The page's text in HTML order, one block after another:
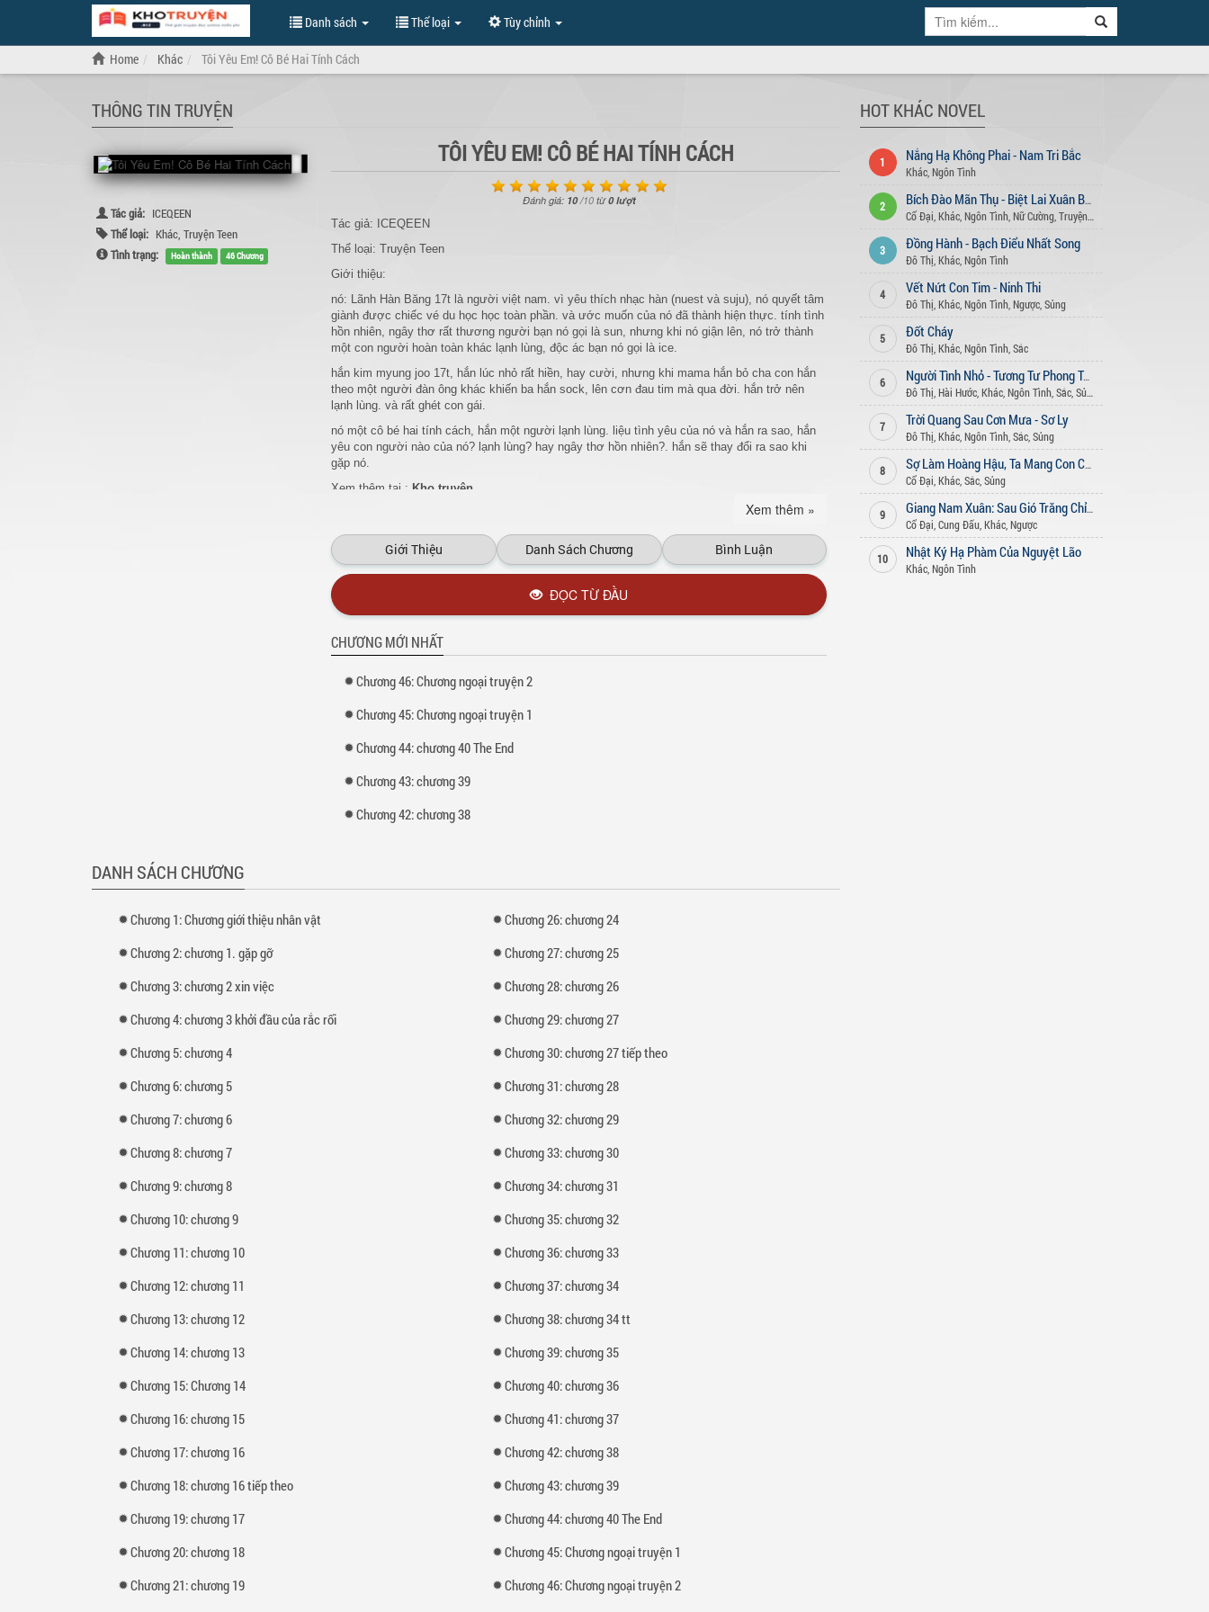
Danh sách Thể loại Tùy chỉnh
Home Khác Tôi Yêu Em! Cô Bé Hai Tính Cách
THÔNG TIN TRUYỆN
TÔI YÊU EM! CÔ BÉ HAI TÍNH CÁCH
Tác giả: ICEQEEN
Thể loại: Khác Truyện Teen
Tình trạng:
Hoàn thành 46 Chương
Đánh giá: 10/10từ0 lượt
Tác giả: ICEQEEN
Thể loại: Truyện Teen
Giới thiệu:
nó: Lãnh Hàn Băng 17t là người việt nam. vì yêu thích nhạc hàn (nuest và suju), nó quyết tâm
giành được chiếc vé du học học toàn phần. và ước muốn của nó đã thành hiện thực. tính tình
hồn nhiên, ngây thơ rất thương người bạn nó gọi là sun, nhưng khi nó giận lên, nó trở thành
một con người hoàn toàn khác lạnh lùng, độc ác bạn nó gọi là ice.
hắn kim myung joo 17t, hắn lúc nhỏ rất hiền, hay cười, nhưng khi mama hắn bỏ cha con hắn
theo một người đàn ông khác khiến ba hắn sock, lên cơn đau tim mà qua đời. hắn trở nên
lạnh lùng. và rất ghét con gái.
nó một cô bé hai tính cách, hắn một người lạnh lùng. liệu tình yêu của nó và hắn ra sao, hắn
yêu con người nào của nó? lạnh lùng? hay ngây thơ hồn nhiên?. hắn sẽ thay đổi ra sao khi
gặp nó.
Xem thêm tại : Kho truyện
Xem thêm »
Giới Thiệu Danh Sách Chương Bình Luận
ĐỌC TỪ ĐẦU
CHƯƠNG MỚI NHẤT
Chương 46: Chương ngoại truyện 2
Chương 45: Chương ngoại truyện 1
Chương 44: chương 40 The End
Chương 43: chương 39
Chương 42: chương 38
DANH SÁCH CHƯƠNG
Chương 1: Chương giới thiệu nhân vật
Chương 2: chương 1. gặp gỡ
Chương 3: chương 2 xin việc
Chương 4: chương 3 khởi đầu của rắc rối
Chương 5: chương 4
Chương 6: chương 5
Chương 7: chương 6
Chương 8: chương 7
Chương 9: chương 8
Chương 10: chương 9
Chương 11: chương 10
Chương 12: chương 11
Chương 13: chương 12
Chương 14: chương 13
Chương 15: Chương 14
Chương 16: chương 15
Chương 17: chương 16
Chương 18: chương 16 tiếp theo
Chương 19: chương 17
Chương 20: chương 18
Chương 21: chương 19
Chương 26: chương 24
Chương 27: chương 25
Chương 28: chương 26
Chương 29: chương 27
Chương 30: chương 27 tiếp theo
Chương 31: chương 28
Chương 32: chương 29
Chương 33: chương 30
Chương 34: chương 31
Chương 35: chương 32
Chương 36: chương 33
Chương 37: chương 34
Chương 38: chương 34 tt
Chương 39: chương 35
Chương 40: chương 36
Chương 41: chương 37
Chương 42: chương 38
Chương 43: chương 39
Chương 44: chương 40 The End
Chương 45: Chương ngoại truyện 1
Chương 46: Chương ngoại truyện 2
HOT KHÁC NOVEL
1 Nắng Hạ Không Phai - Nam Tri Bắc
Khác, Ngôn Tình
2
Bích Đào Mãn Thụ - Biệt Lai Xuân Bán
Cổ Đại Khác, Ngôn Tình, Nữ Cường Truyện Ngắn
3 Đồng Hành - Bạch Điểu Nhất Song
Đô Thị Khác, Ngôn Tình
4 Vết Nứt Con Tim - Ninh Thi
Đô Thị Khác, Ngôn Tình, Ngược, Sủng
5 Đốt Cháy
Đô Thị Khác, Ngôn Tình, Sắc
6
Người Tình Nhỏ - Tương Tư Phong Tử Thái Tử Phi
Đô Thị Hài Hước, Khác, Ngôn Tình, Sắc, Sủng
7 Trời Quang Sau Cơn Mưa - Sơ Ly
Đô Thị Khác, Ngôn Tình, Sắc, Sủng
8
Sợ Làm Hoàng Hậu, Ta Mang Con Của Hoàng Đế Bỏ Trốn
Cổ Đại Khác, Sắc, Sủng
9
Giang Nam Xuân: Sau Gió Trăng Chỉ Còn Lặng Lẽ
Cổ Đại Cung Đấu, Khác, Ngược
10 Nhật Ký Hạ Phàm Của Nguyệt Lão
Khác, Ngôn Tình